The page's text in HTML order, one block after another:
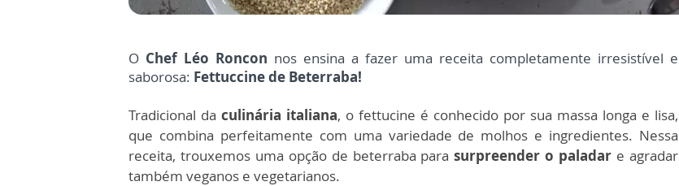
O Chef Léo Roncon nos ensina a fazer uma receita completamente irresistível e
saborosa: Fettuccine de Beterraba!
Tradicional da culinária italiana, o fettucine é conhecido por sua massa longa e lisa,
que combina perfeitamente com uma variedade de molhos e ingredientes. Nessa
receita, trouxemos uma opção de beterraba parasurpreender o paladar e agradar
também veganos e vegetarianos.